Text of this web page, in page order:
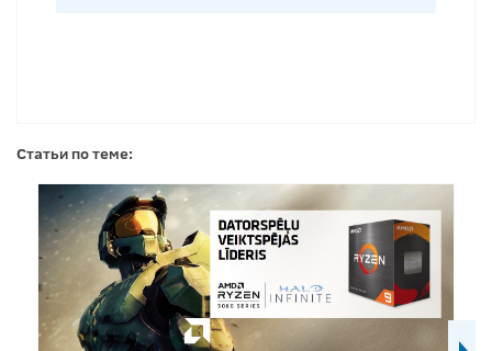
Статьи по теме: